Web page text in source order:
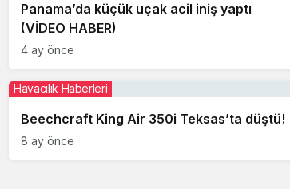
Panama’da küçük uçak acil iniş yaptı
(VİDEO HABER)
4 ay önce
Beechcraft King Air 350i Teksas’ta düştü!
Havacılık Haberleri
8 ay önce